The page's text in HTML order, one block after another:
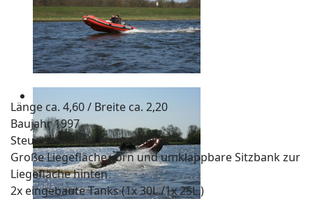
Länge ca. 4,60 / Breite ca. 2,20
Baujahr 1997
Steuerstand mit Frontscheibe
Große Liegefläche vorn und umklappbare Sitzbank zur
Liegefläche hinten
2x eingebaute Tanks (1x 30L./1x 25L.)